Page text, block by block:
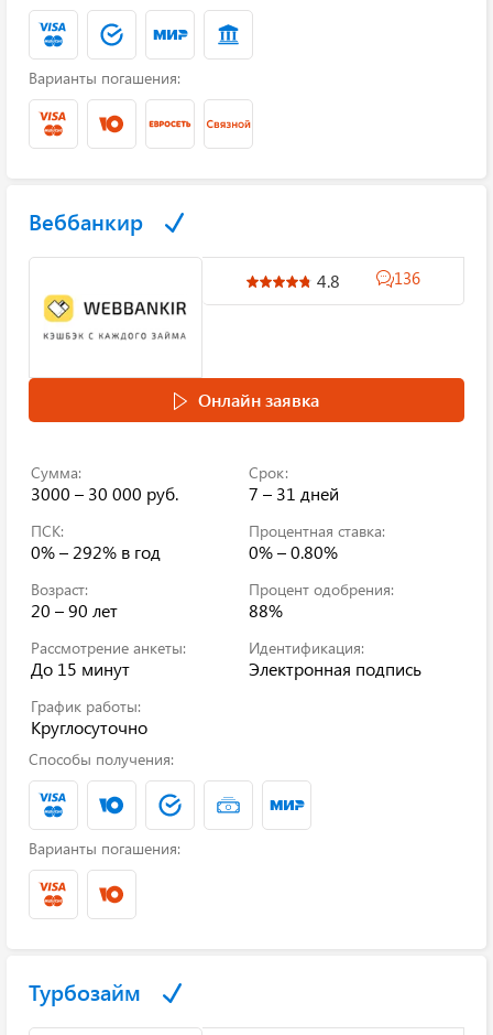
Варианты погашения:
Веббанкир
4.8 136
Онлайн заявка
Сумма:
3000 – 30 000 руб.
Срок:
7 – 31 дней
ПСК:
0% – 292% в год
Процентная ставка:
0% – 0.80%
Возраст:
20 – 90 лет
Процент одобрения:
88%
Рассмотрение анкеты:
До 15 минут
Идентификация:
Электронная подпись
График работы:
Круглосуточно
Способы получения:
Варианты погашения:
Турбозайм